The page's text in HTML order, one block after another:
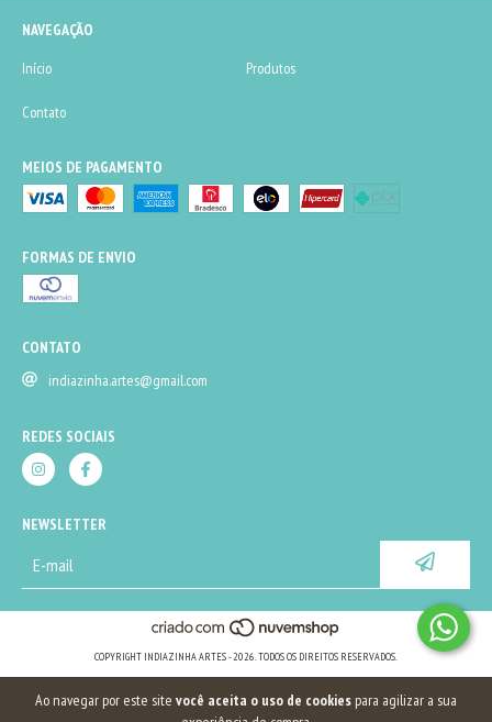
Ao navegar por este site você aceita o uso de cookies para agilizar a sua
NAVEGAÇÃO
Início
Produtos
Contato
MEIOS DE PAGAMENTO
FORMAS DE ENVIO
CONTATO
indiazinha.artes@gmail.com
REDES SOCIAIS
NEWSLETTER
COPYRIGHT INDIAZINHA ARTES - 2026. TODOS OS DIREITOS RESERVADOS.